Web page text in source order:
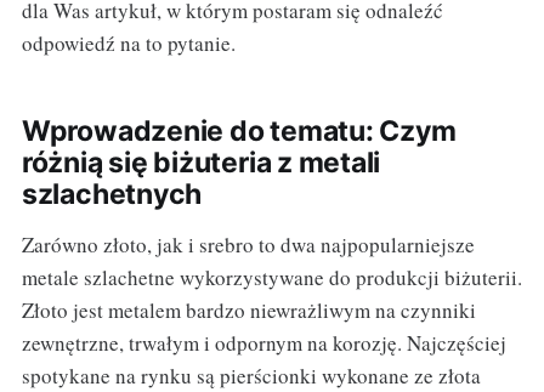
dla Was artykuł, w którym postaram się odnaleźć
odpowiedź na to pytanie.
Wprowadzenie do tematu: Czym
różnią się biżuteria z metali
szlachetnych
Zarówno złoto, jak i srebro to dwa najpopularniejsze
metale szlachetne wykorzystywane do produkcji biżuterii.
Złoto jest metalem bardzo niewrażliwym na czynniki
zewnętrzne, trwałym i odpornym na korozję. Najczęściej
spotykane na rynku są pierścionki wykonane ze złota